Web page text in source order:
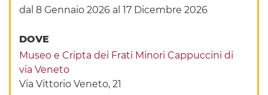
dal 8 Gennaio 2026 al 17 Dicembre 2026
DOVE
Museo e Cripta dei Frati Minori Cappuccini di
via Veneto
Via Vittorio Veneto, 21